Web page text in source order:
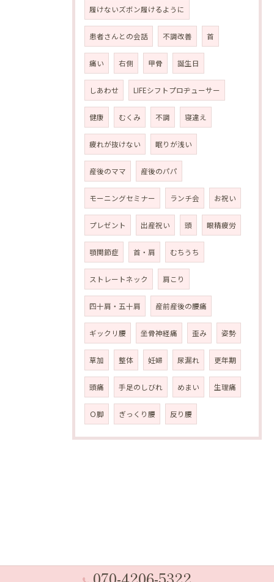
履けないズボン履けるように
患者さんとの会話 不調改善 首
痛い 右側 甲骨 誕生日
しあわせ LIFEシフトプロヂューサー
健康 むくみ 不調 寝違え
疲れが抜けない 眠りが浅い
産後のママ 産後のパパ
モーニングセミナー ランチ会 お祝い
プレゼント 出産祝い 頭 眼精疲労
顎関節症 首・肩 むちうち
ストレートネック 肩こり
四十肩・五十肩 産前産後の腰痛
ギックリ腰 坐骨神経痛 歪み 姿勢
草加 整体 妊婦 尿漏れ 更年期
頭痛 手足のしびれ めまい 生理痛
Ｏ脚 ぎっくり腰 反り腰